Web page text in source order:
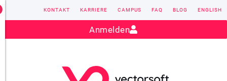
Kontakt:sales@vectorsoft.de
KONTAKT KARRIERE CAMPUS FAQ BLOG ENGLISH
Anmelden